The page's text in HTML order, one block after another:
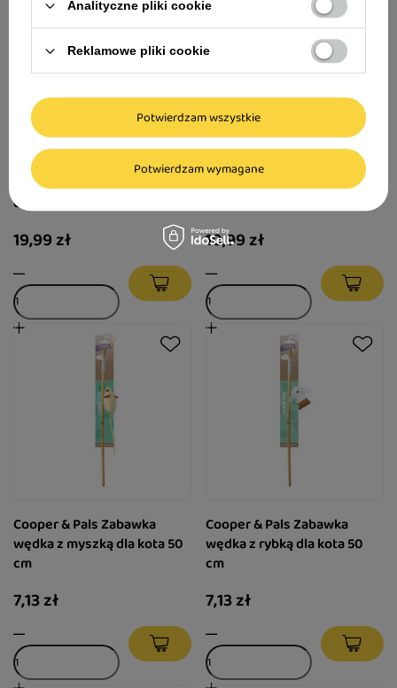
TRIXIE Kurczak Bobo
pluszowy z piórami i
dźwiękiem zabawka dla kota
19,99 zł
Dingo świąteczna zabawka
dla kota - mysz "Mikołaj"
10,99 zł
Cooper & Pals Zabawka
wędka z myszką dla kota 50
cm
7,13 zł
Cooper & Pals Zabawka
wędka z rybką dla kota 50
cm
7,13 zł
Analityczne pliki cookie
Reklamowe pliki cookie
Potwierdzam wymagane
Potwierdzam wszystkie